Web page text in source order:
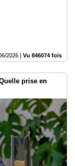
2026 | Vu 846074 fois
prise en